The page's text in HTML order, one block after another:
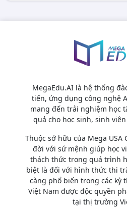
MegaEdu.AI là hệ thống
tiến, ứng dụng công nghệ
mang đến trải nghiệm học
quả cho học sinh, sinh
Thuộc sở hữu của Mega USA
đời với sứ mệnh giúp học
thách thức trong quá trình
biệt là đối với hình thức thi
càng phổ biến trong các kỳ
Việt Nam được độc quyền
tại thị trường